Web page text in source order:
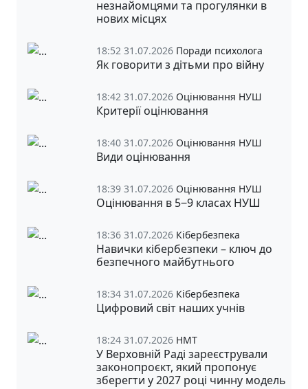
незнайомцями та прогулянки в
нових місцях
18:52 31.07.2026 Поради психолога
Як говорити з дітьми про війну
18:42 31.07.2026 Оцінювання НУШ
Критерії оцінювання
18:40 31.07.2026 Оцінювання НУШ
Види оцінювання
18:39 31.07.2026 Оцінювання НУШ
Оцінювання в 5‒9 класах НУШ
18:36 31.07.2026 Кібербезпека
Навички кібербезпеки – ключ до
безпечного майбутнього
18:34 31.07.2026 Кібербезпека
Цифровий світ наших учнів
18:24 31.07.2026 НМТ
У Верховній Раді зареєстрували
законопроєкт, який пропонує
зберегти у 2027 році чинну модель